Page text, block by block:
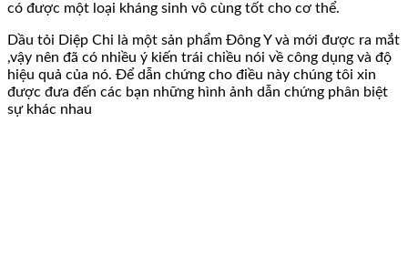
có được một loại kháng sinh vô cùng tốt cho cơ thể.
Dầu tỏi Diệp Chi là một sản phẩm Đông Y và mới được ra mắt
,vậy nên đã có nhiều ý kiến trái chiều nói về công dụng và độ
hiệu quả của nó. Để dẫn chứng cho điều này chúng tôi xin
được đưa đến các bạn những hình ảnh dẫn chứng phân biệt
sự khác nhau